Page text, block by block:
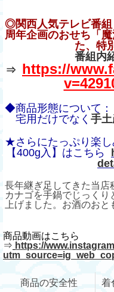
◎関西人気テレビ番組
周年企画のおせち「
た、特
番組内
⇒ https://
◆商品形態について：
宅用だけでなく 手
★さらにたっぷり楽し
【400g入】はこちら
長年継ぎ足してきた当店
カナゴを手鍋でじっく
上げました。お酒のお
商品動画はこちら
⇒ https://
商品の安全性 着